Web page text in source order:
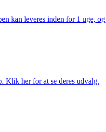
kan leveres inden for 1 uge,
Klik her for at se deres udvalg.